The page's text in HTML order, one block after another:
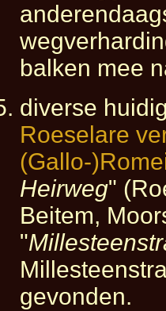
balken mee
diverse
Roeselare
(Gallo-
Heirweg"
Beitem,
"
gevonden.